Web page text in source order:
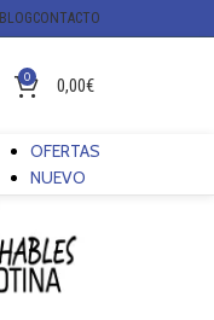
BLOGCONTACTO
0 0,00€
OFERTAS
NUEVO